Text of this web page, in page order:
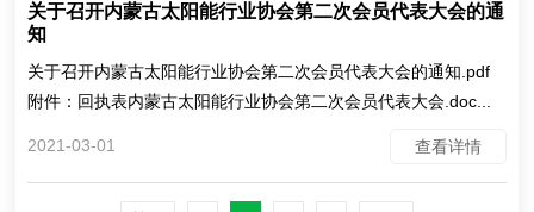
关于召开内蒙古太阳能行业协会第二次会员代表大会的通
知
关于召开内蒙古太阳能行业协会第二次会员代表大会的通知.pdf
附件：回执表内蒙古太阳能行业协会第二次会员代表大会.doc...
2021-03-01 查看详情